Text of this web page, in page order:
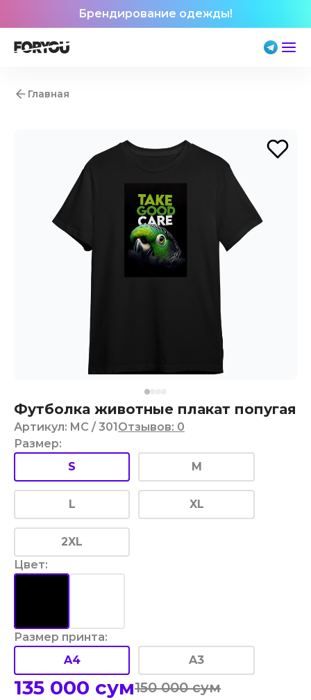
Брендирование одежды!
Главная
Футболка животные плакат попугая
Артикул: MC / 301Отзывов: 0
Размер:
S
M
L XL
2XL
Цвет:
Размер принта:
A4
A3
135 000 сум150 000 сум